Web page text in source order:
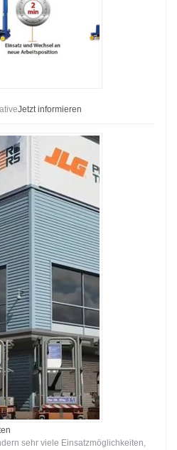
Jetzt informieren
sehr viele Einsatzmöglichkeiten,